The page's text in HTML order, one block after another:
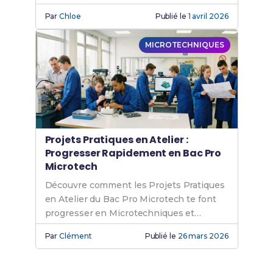
ParChloe Publié le 1 avril 2026
MICROTECHNIQUES
Projets Pratiques en Atelier :
Progresser Rapidement en Bac Pro
Microtech
Découvre comment les Projets Pratiques
en Atelier du Bac Pro Microtech te font
progresser en Microtechniques et
renforcent ton autonomie.
ParClément Publié le 26 mars 2026